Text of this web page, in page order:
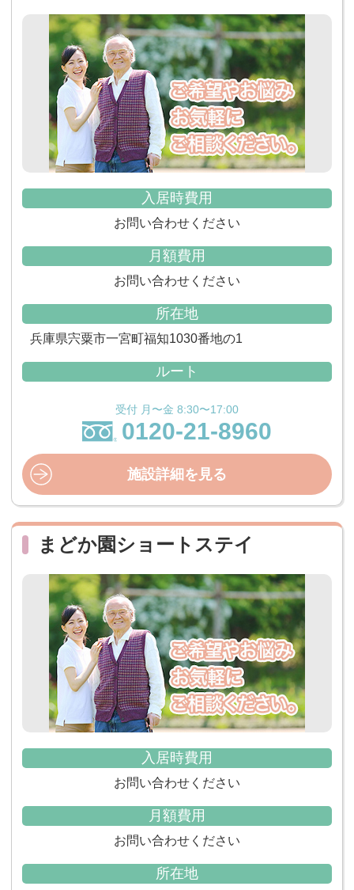
入居時費用
お問い合わせください
月額費用
お問い合わせください
所在地
兵庫県宍粟市一宮町福知1030番地の1
ルート
受付 月〜金 8:30〜17:00
0120-21-8960
施設詳細を見る
まどか園ショートステイ
入居時費用
お問い合わせください
月額費用
お問い合わせください
所在地